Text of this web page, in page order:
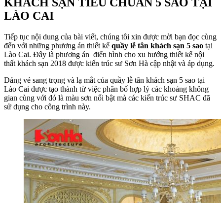
KHÁCH SẠN TIÊU CHUẨN 5 SAO TẠI
LÀO CAI
Tiếp tục nội dung của bài viết, chúng tôi xin được mời bạn đọc cùng
đến với những phương án thiết kế quầy lễ tân khách sạn 5 sao tại
Lào Cai. Đây là phương án điển hình cho xu hướng thiết kế nội
thất khách sạn 2018 được kiến trúc sư Sơn Hà cập nhật và áp dụng.
Dáng vẻ sang trọng và lạ mắt của quầy lễ tân khách sạn 5 sao tại
Lào Cai được tạo thành từ việc phân bố hợp lý các khoảng không
gian cùng với đó là màu sơn nổi bật mà các kiến trúc sư SHAC đã
sử dụng cho công trình này.